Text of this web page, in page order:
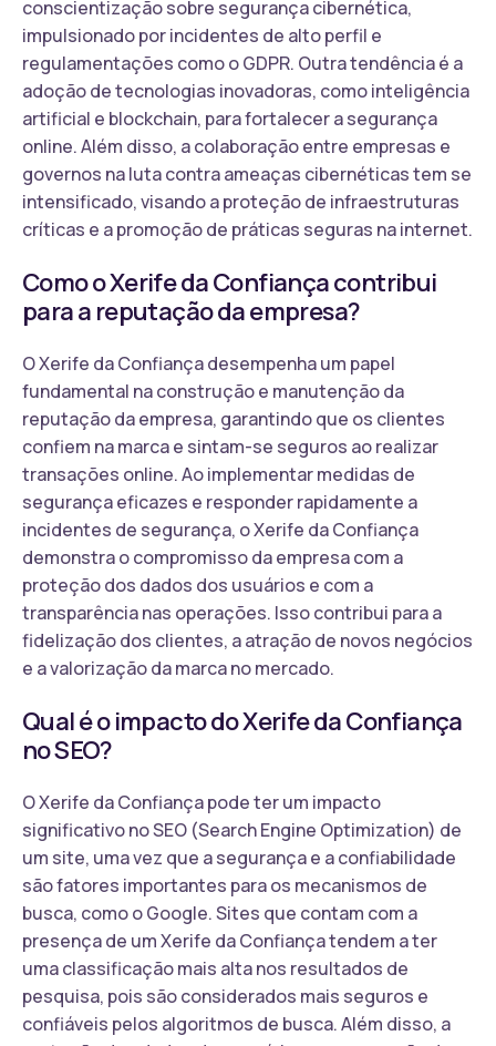
conscientização sobre segurança cibernética,
impulsionado por incidentes de alto perfil e
regulamentações como o GDPR. Outra tendência é a
adoção de tecnologias inovadoras, como inteligência
artificial e blockchain, para fortalecer a segurança
online. Além disso, a colaboração entre empresas e
governos na luta contra ameaças cibernéticas tem se
intensificado, visando a proteção de infraestruturas
críticas e a promoção de práticas seguras na internet.
Como o Xerife da Confiança contribui
para a reputação da empresa?
O Xerife da Confiança desempenha um papel
fundamental na construção e manutenção da
reputação da empresa, garantindo que os clientes
confiem na marca e sintam-se seguros ao realizar
transações online. Ao implementar medidas de
segurança eficazes e responder rapidamente a
incidentes de segurança, o Xerife da Confiança
demonstra o compromisso da empresa com a
proteção dos dados dos usuários e com a
transparência nas operações. Isso contribui para a
fidelização dos clientes, a atração de novos negócios
e a valorização da marca no mercado.
Qual é o impacto do Xerife da Confiança
no SEO?
O Xerife da Confiança pode ter um impacto
significativo no SEO (Search Engine Optimization) de
um site, uma vez que a segurança e a confiabilidade
são fatores importantes para os mecanismos de
busca, como o Google. Sites que contam com a
presença de um Xerife da Confiança tendem a ter
uma classificação mais alta nos resultados de
pesquisa, pois são considerados mais seguros e
confiáveis pelos algoritmos de busca. Além disso, a